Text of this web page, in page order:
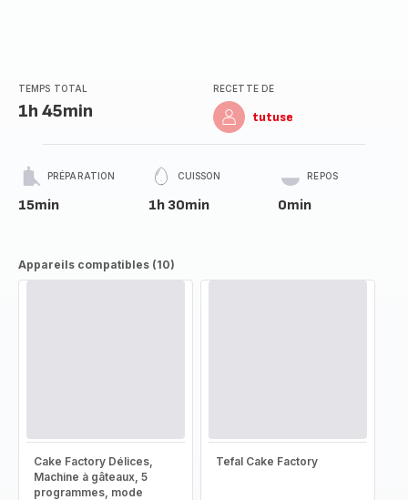
TEMPS TOTAL
1h 45min
RECETTE DE
tutuse
PRÉPARATION
15min
CUISSON
1h 30min
REPOS
0min
Appareils compatibles (10)
Cake Factory Délices,
Machine à gâteaux, 5
programmes, mode
Tefal Cake Factory